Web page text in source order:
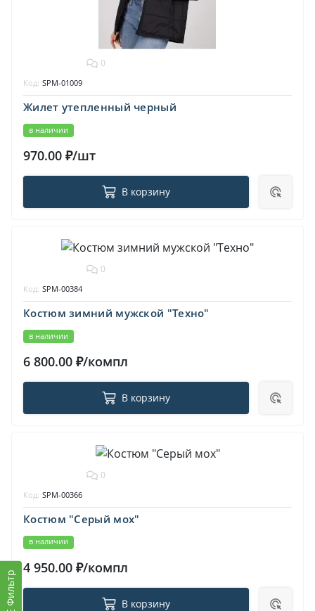
Фильтр
0
Жилет утепленный черный
в наличии
Код: SPM-01009
970.00 ₽/шт
В корзину
0
Костюм зимний мужской "Техно"
в наличии
Код: SPM-00384
6 800.00 ₽/компл
В корзину
0
Костюм "Серый мох"
в наличии
Код: SPM-00366
4 950.00 ₽/компл
В корзину